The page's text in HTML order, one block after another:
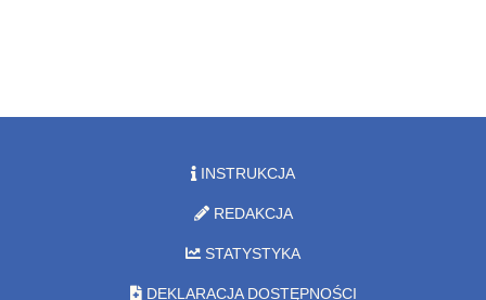
INSTRUKCJA
REDAKCJA
STATYSTYKA
DEKLARACJA DOSTĘPNOŚCI